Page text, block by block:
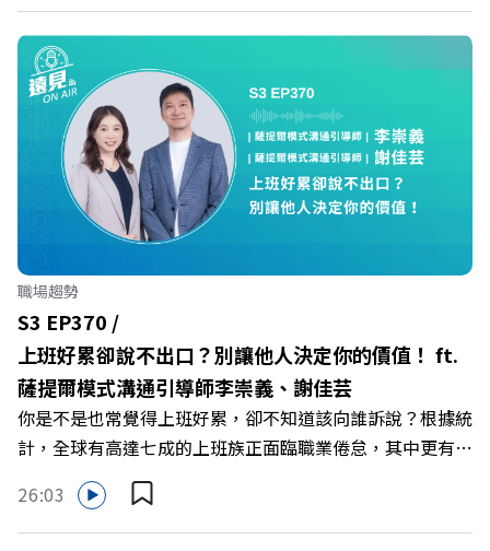
家爭鳴的激烈浪潮下，傳統的健身房該如何轉型突圍？ 本
集《遠見ON AIR》邀請到可爾姿Curves台灣執行長林宏
遠，帶你解析可爾姿如何打造出兼顧健康生活與女力創業的
健身新契機！ 🔺如何從「傳統大型健身房」轉型為「社區
運動便利店」？ 🔺運動如何落實最貼心的「女性專屬、零
壓力」空間？ 🔺對抗肌少症、預防高齡化！驚豔醫學界的
「社會處方」 🔺超高加盟成功率！為無數女性圓夢的「女
力互助與微型創業平台」 主持人／遠見雜誌副社長兼遠見
智庫總編輯 李建興 與談人／可爾姿Curves台灣執行長 林宏
遠 +++++ 🫧清除腦袋的盲點，也順手理清生活的雜亂。 點
開看質感養成術>> https://gvmkt.pse.is/9al3px ✨關注
《遠見》更多的社群： LINE：https://reurl.cc/A4ELQp
IG：https://bit.ly/3AjBWNV YT：https://bit.ly/38jNi9k
Powered by Firstory Hosting
職場趨勢
S3 EP370 /
上班好累卻說不出口？別讓他人決定你的價值！ ft.
薩提爾模式溝通引導師李崇義、謝佳芸
你是不是也常覺得上班好累，卻不知道該向誰訴說？根據統
計，全球有高達七成的上班族正面臨職業倦怠，其中更有三
成默默承受著「沉默的倦怠」。當主管的期待、同儕的競爭
與承上啟下的壓力成為日常，身在職場的我們該如何停止無
止境的自我懷疑，在人際風暴中找回安頓內心的力量？ 本
26:03